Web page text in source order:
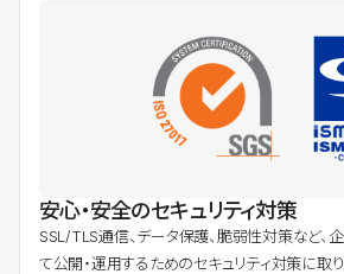
安心・安全のセキュリティ対策
SSL/TLS通信、データ保護、脆弱性対策など、
て公開・運用するためのセキュリティ対策に取り